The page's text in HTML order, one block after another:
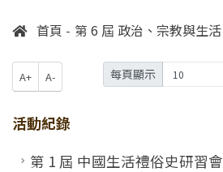
首頁 第 6 屆 政治、宗教與生活
A+ A- 每頁顯示
活動紀錄
第 1 屆 中國生活禮俗史研習會